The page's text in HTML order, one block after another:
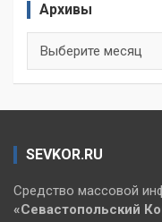
Архивы
SEVKOR.RU
Средство массовой
«Севастопольский